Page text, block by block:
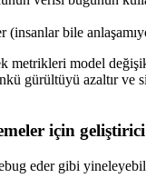
(insanlar bile
metrikleri model
gürültüyü azaltır ve
için
eder gibi